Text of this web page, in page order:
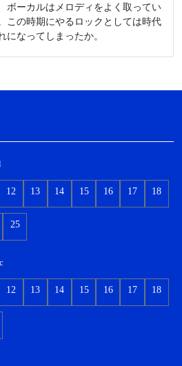
ボーカルはメロディをよく取ってい
この時期にやるロックとしては時代
になってしまったか。
12 13 14 15 16 17 18
25
12 13 14 15 16 17 18